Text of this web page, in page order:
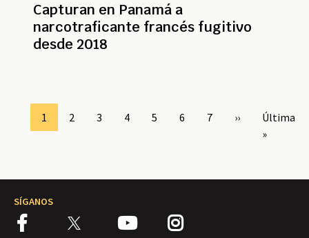
Capturan en Panamá a
narcotraficante francés fugitivo
desde 2018
Page
1 Page
2 Page
3 Page
4 Page
5 Page
6 Page
7
Siguiente
página
››
Última
página
Última
»
SÍGANOS